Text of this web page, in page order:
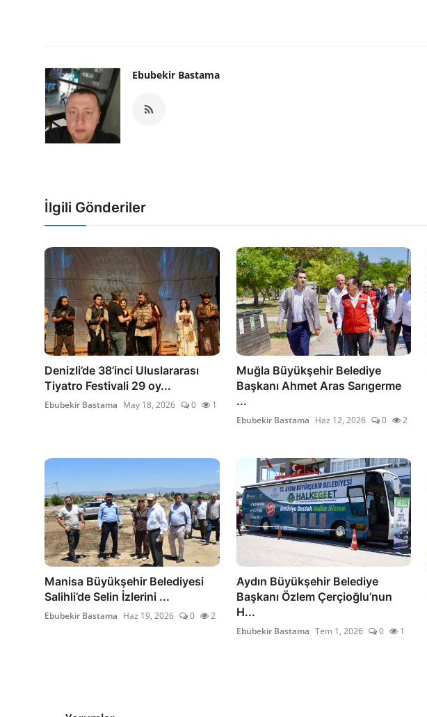
Ebubekir Bastama
İlgili Gönderiler
Denizli’de 38’inci Uluslararası
Tiyatro Festivali 29 oy...
Ebubekir Bastama May 18, 2026 0 1
Muğla Büyükşehir Belediye
Başkanı Ahmet Aras Sarıgerme
...
Ebubekir Bastama Haz 12, 2026 0 2
Manisa Büyükşehir Belediyesi
Salihli’de Selin İzlerini ...
Ebubekir Bastama Haz 19, 2026 0 2
Aydın Büyükşehir Belediye
Başkanı Özlem Çerçioğlu’nun
H...
Ebubekir Bastama Tem 1, 2026 0 1